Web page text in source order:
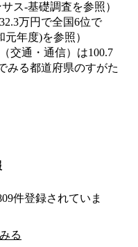
ス‐基礎調査を参照）
万円で全国6位で
年度)を参照）
交通・通信）は100.7
みる都道府県のすがた
件登録されていま
る